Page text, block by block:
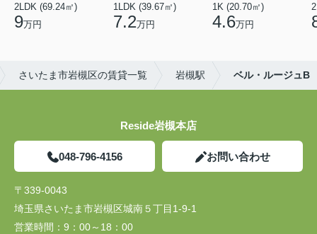
2LDK (69.24㎡)
9万円
1LDK (39.67㎡)
7.2万円
1K (20.70㎡)
4.6万円
さいたま市岩槻区の賃貸一覧 岩槻駅 ベル・ルージュB
Reside岩槻本店
048-796-4156 お問い合わせ
〒339-0043
埼玉県さいたま市岩槻区城南５丁目1-9-1
営業時間： 9：00～18：00